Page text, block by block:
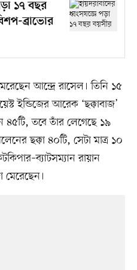
১৭ বছর
ব্রাভোর
আন্দ্রে রাসেল। তিনি ১৫
ইন্ডিজের আরেক ‘ছক্কাবাজ’
৪৫টি, তবে তাঁর লেগেছে ১৯
ছক্কা ৪০টি, সেটা মাত্র ১০
রায়ান
মেরেছেন।